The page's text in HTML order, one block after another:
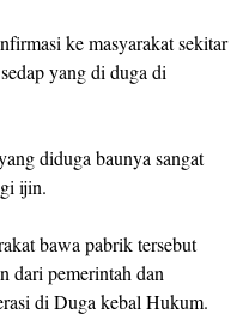
ke masyarakat sekitar
yang di duga di
diduga baunya sangat
ijin.
bawa pabrik tersebut
dari pemerintah dan
di Duga kebal Hukum.